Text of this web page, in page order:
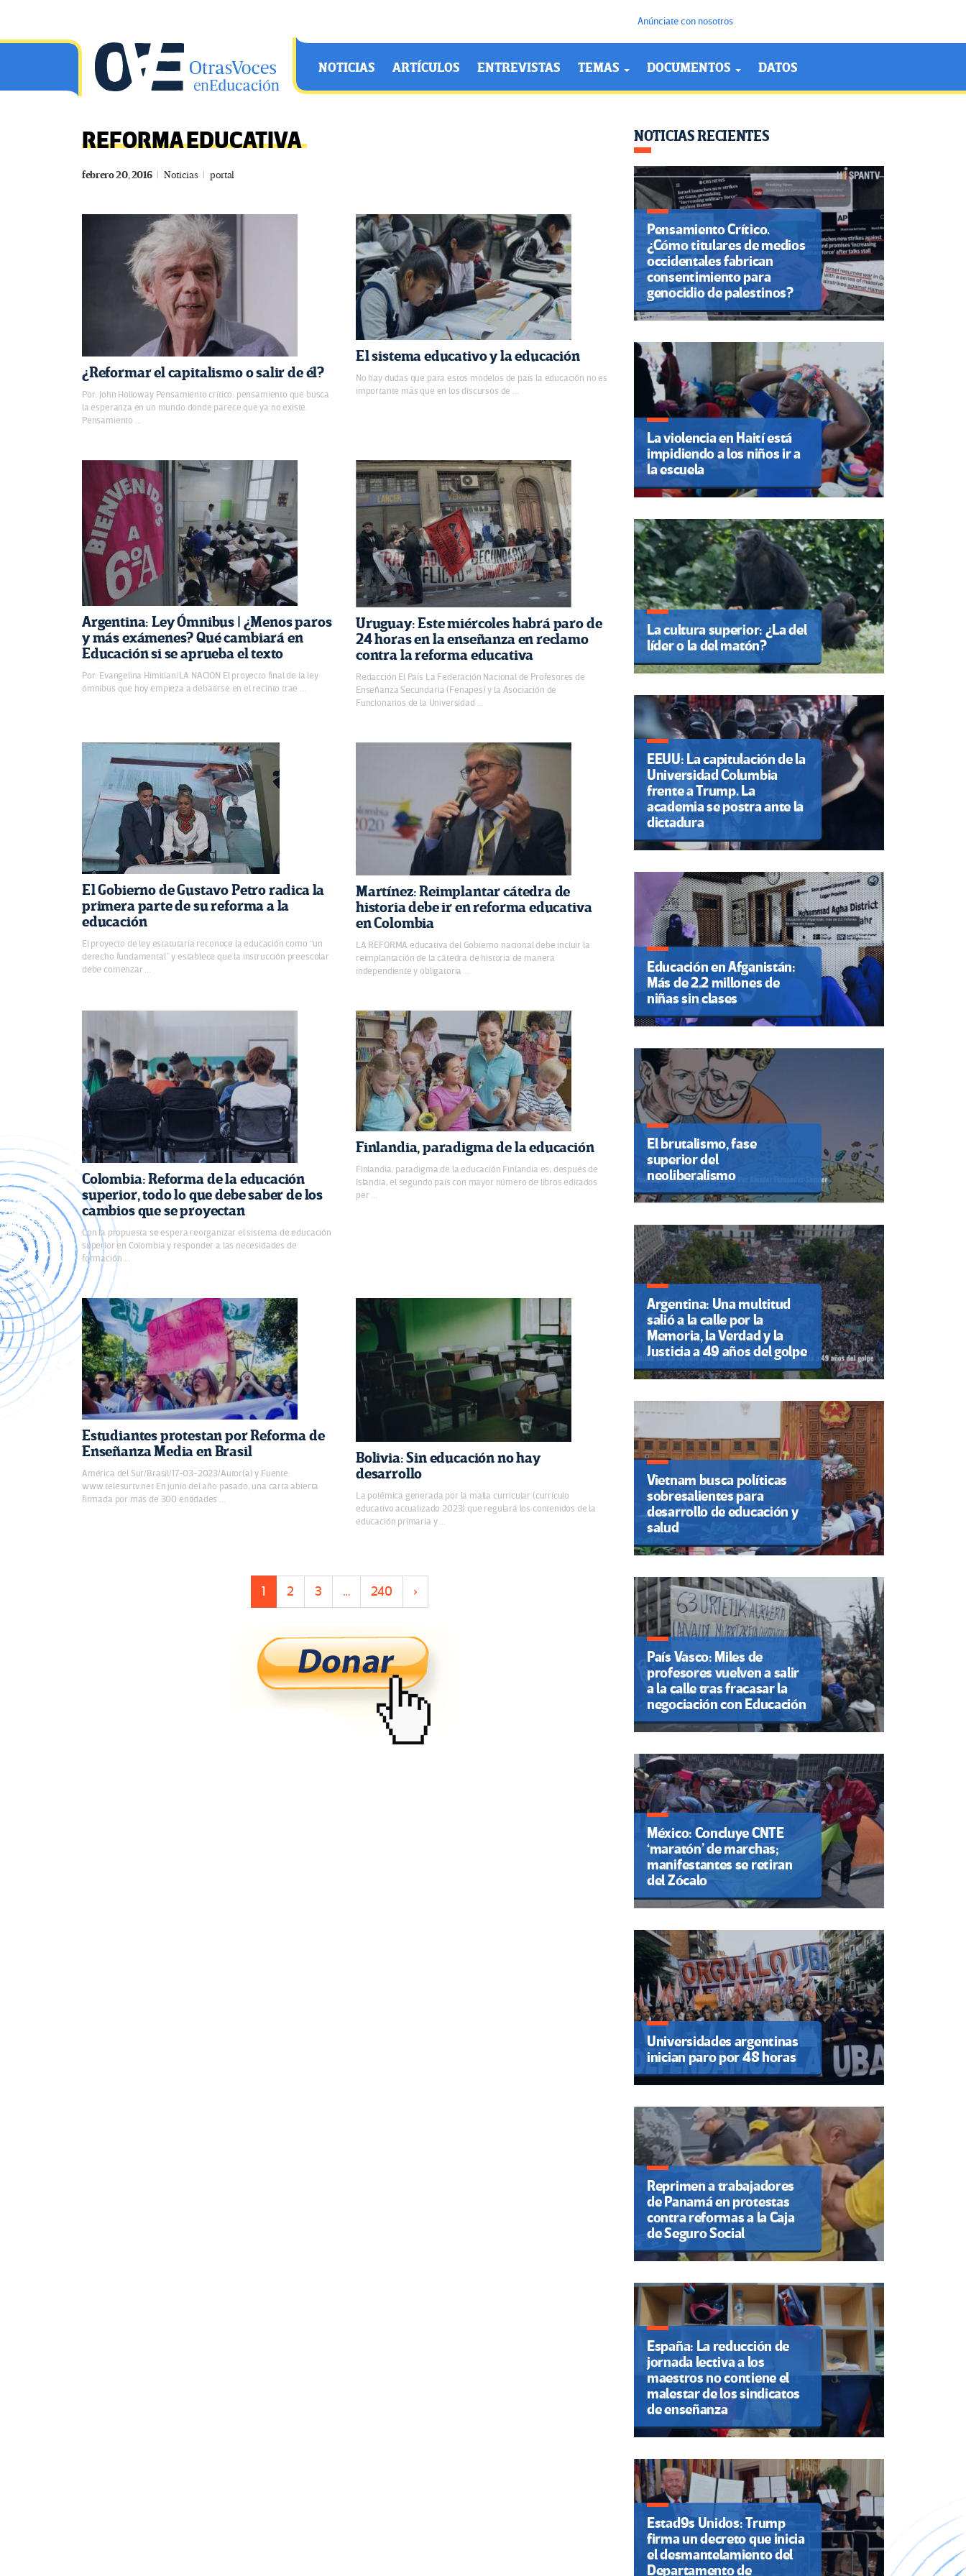
Anúnciate con nosotros
OtrasVocesenEducacion.org
NOTICIAS ARTÍCULOS ENTREVISTAS TEMAS DOCUMENTOS DATOS
REFORMA EDUCATIVA
febrero 20, 2016 Noticias portal
¿Reformar el capitalismo o salir de él?
Por: John Holloway Pensamiento crítico: pensamiento que busca
la esperanza en un mundo donde parece que ya no existe.
Pensamiento ...
El sistema educativo y la educación
No hay dudas que para estos modelos de país la educación no es
importante más que en los discursos de ...
Argentina: Ley Ómnibus | ¿Menos paros
y más exámenes? Qué cambiará en
Educación si se aprueba el texto
Por: Evangelina Himitian/LA NACION El proyecto final de la ley
ómnibus que hoy empieza a debatirse en el recinto trae ...
Uruguay: Este miércoles habrá paro de
24 horas en la enseñanza en reclamo
contra la reforma educativa
Redacción El País La Federación Nacional de Profesores de
Enseñanza Secundaria (Fenapes) y la Asociación de
Funcionarios de la Universidad ...
El Gobierno de Gustavo Petro radica la
primera parte de su reforma a la
educación
El proyecto de ley estatutaria reconoce la educación como “un
derecho fundamental” y establece que la instrucción preescolar
debe comenzar ...
Martínez: Reimplantar cátedra de
historia debe ir en reforma educativa
en Colombia
LA REFORMA educativa del Gobierno nacional debe incluir la
reimplantación de la cátedra de historia de manera
independiente y obligatoria ...
Colombia: Reforma de la educación
superior, todo lo que debe saber de los
cambios que se proyectan
Con la propuesta se espera reorganizar el sistema de educación
superior en Colombia y responder a las necesidades de
formación ...
Finlandia, paradigma de la educación
Finlandia, paradigma de la educación Finlandia es, después de
Islandia, el segundo país con mayor número de libros editados
per ...
Estudiantes protestan por Reforma de
Enseñanza Media en Brasil
América del Sur/Brasil/17-03-2023/Autor(a) y Fuente:
www.telesurtv.net En junio del año pasado, una carta abierta
firmada por más de 300 entidades ...
Bolivia: Sin educación no hay
desarrollo
La polémica generada por la malla curricular (currículo
educativo actualizado 2023) que regulará los contenidos de la
educación primaria y ...
1 2 3 … 240 ›
NOTICIAS RECIENTES
Pensamiento Crítico.
¿Cómo titulares de medios
occidentales fabrican
consentimiento para
genocidio de palestinos?
La violencia en Haití está
impidiendo a los niños ir a
la escuela
La cultura superior: ¿La del
líder o la del matón?
EEUU: La capitulación de la
Universidad Columbia
frente a Trump. La
academia se postra ante la
dictadura
Educación en Afganistán:
Más de 2.2 millones de
niñas sin clases
El brutalismo, fase
superior del
neoliberalismo
Argentina: Una multitud
salió a la calle por la
Memoria, la Verdad y la
Justicia a 49 años del golpe
Vietnam busca políticas
sobresalientes para
desarrollo de educación y
salud
País Vasco: Miles de
profesores vuelven a salir
a la calle tras fracasar la
negociación con Educación
México: Concluye CNTE
‘maratón’ de marchas;
manifestantes se retiran
del Zócalo
Universidades argentinas
inician paro por 48 horas
Reprimen a trabajadores
de Panamá en protestas
contra reformas a la Caja
de Seguro Social
España: La reducción de
jornada lectiva a los
maestros no contiene el
malestar de los sindicatos
de enseñanza
Estad9s Unidos: Trump
firma un decreto que inicia
el desmantelamiento del
Departamento de